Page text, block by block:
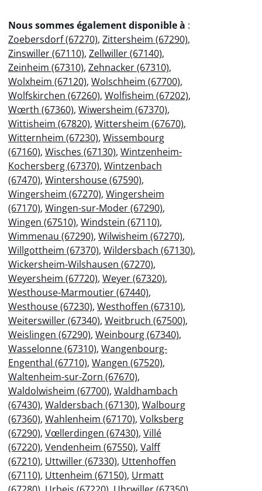
Nous sommes également disponible à :
Zoebersdorf (67270), Zittersheim (67290),
Zinswiller (67110), Zellwiller (67140),
Zeinheim (67310), Zehnacker (67310),
Wolxheim (67120), Wolschheim (67700),
Wolfskirchen (67260), Wolfisheim (67202),
Wœrth (67360), Wiwersheim (67370),
Wittisheim (67820), Wittersheim (67670),
Witternheim (67230), Wissembourg
(67160), Wisches (67130), Wintzenheim-
Kochersberg (67370), Wintzenbach
(67470), Wintershouse (67590),
Wingersheim (67270), Wingersheim
(67170), Wingen-sur-Moder (67290),
Wingen (67510), Windstein (67110),
Wimmenau (67290), Wilwisheim (67270),
Willgottheim (67370), Wildersbach (67130),
Wickersheim-Wilshausen (67270),
Weyersheim (67720), Weyer (67320),
Westhouse-Marmoutier (67440),
Westhouse (67230), Westhoffen (67310),
Weiterswiller (67340), Weitbruch (67500),
Weislingen (67290), Weinbourg (67340),
Wasselonne (67310), Wangenbourg-
Engenthal (67710), Wangen (67520),
Waltenheim-sur-Zorn (67670),
Waldolwisheim (67700), Waldhambach
(67430), Waldersbach (67130), Walbourg
(67360), Wahlenheim (67170), Volksberg
(67290), Vœllerdingen (67430), Villé
(67220), Vendenheim (67550), Valff
(67210), Uttwiller (67330), Uttenhoffen
(67110), Uttenheim (67150), Urmatt